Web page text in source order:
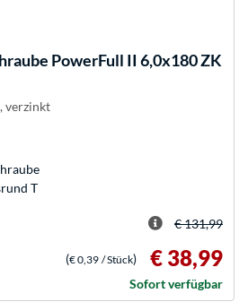
PowerFull II 6,0x180 ZK
verzinkt
T
€ 131,99
(€ 0,39 / Stück) € 38,99
Sofort verfügbar